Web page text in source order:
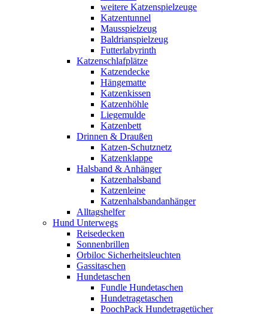
weitere Katzenspielzeuge
Katzentunnel
Mausspielzeug
Baldrianspielzeug
Futterlabyrinth
Katzenschlafplätze
Katzendecke
Hängematte
Katzenkissen
Katzenhöhle
Liegemulde
Katzenbett
Drinnen & Draußen
Katzen-Schutznetz
Katzenklappe
Halsband & Anhänger
Katzenhalsband
Katzenleine
Katzenhalsbandanhänger
Alltagshelfer
Hund Unterwegs
Reisedecken
Sonnenbrillen
Orbiloc Sicherheitsleuchten
Gassitaschen
Hundetaschen
Fundle Hundetaschen
Hundetragetaschen
PoochPack Hundetragetücher